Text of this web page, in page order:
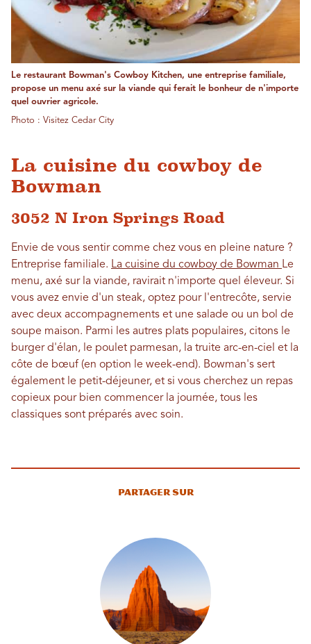
Le restaurant Bowman's Cowboy Kitchen, une entreprise familiale,
propose un menu axé sur la viande qui ferait le bonheur de n'importe
quel ouvrier agricole.
Photo : Visitez Cedar City
La cuisine du cowboy de
Bowman
3052 N Iron Springs Road
Envie de vous sentir comme chez vous en pleine nature ?
Entreprise familiale. La cuisine du cowboy de Bowman Le
menu, axé sur la viande, ravirait n'importe quel éleveur. Si
vous avez envie d'un steak, optez pour l'entrecôte, servie
avec deux accompagnements et une salade ou un bol de
soupe maison. Parmi les autres plats populaires, citons le
burger d'élan, le poulet parmesan, la truite arc-en-ciel et la
côte de bœuf (en option le week-end). Bowman's sert
également le petit-déjeuner, et si vous cherchez un repas
copieux pour bien commencer la journée, tous les
classiques sont préparés avec soin.
Partager sur